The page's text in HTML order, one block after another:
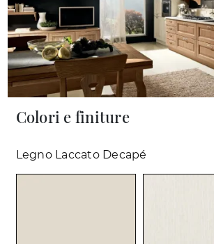
Colori e finiture
Legno Laccato Decapé